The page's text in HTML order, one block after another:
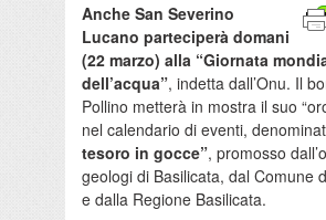
Anche San Severino
Lucano parteciperà domani
(22 marzo) alla “Giornata
dell’acqua”, indetta dall’Onu. Il
Pollino metterà in mostra il suo
nel calendario di eventi,
tesoro in gocce”, promosso
geologi di Basilicata, dal Comune
e dalla Regione Basilicata.